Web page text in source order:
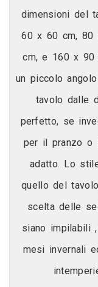
dimensioni del
60 x 60 cm, 80
cm, e 160 x
un piccolo
tavolo dalle
perfetto, se
per il pranzo o
adatto. Lo
quello del
scelta delle
siano impilabili
mesi invernali